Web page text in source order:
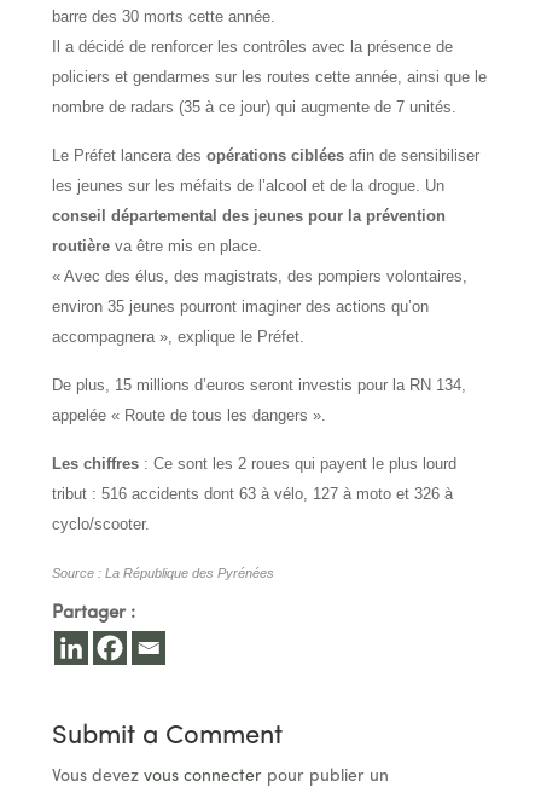
barre des 30 morts cette année.
Il a décidé de renforcer les contrôles avec la présence de
policiers et gendarmes sur les routes cette année, ainsi que le
nombre de radars (35 à ce jour) qui augmente de 7 unités.
Le Préfet lancera des opérations cibléesafin de sensibiliser
les jeunes sur les méfaits de l’alcool et de la drogue. Un
conseil départemental des jeunes pour la prévention
routièreva être mis en place.
« Avec des élus, des magistrats, des pompiers volontaires,
environ 35 jeunes pourront imaginer des actions qu’on
accompagnera », explique le Préfet.
De plus, 15 millions d’euros seront investis pour la RN 134,
appelée « Route de tous les dangers ».
Les chiffres: Ce sont les 2 roues qui payent le plus lourd
tribut : 516 accidents dont 63 à vélo, 127 à moto et 326 à
cyclo/scooter.
Source : La République des Pyrénées
Partager :
Submit a Comment
Vous devez vous connecterpour publier un